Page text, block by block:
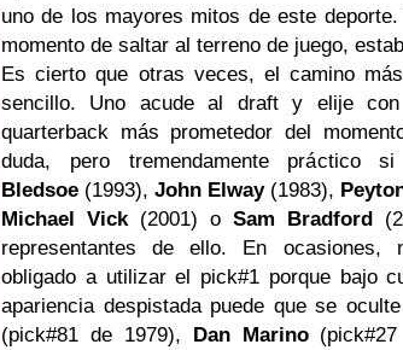
uno de los mayores mitos de este
momento de saltar al terreno de juego,
Es cierto que otras veces, el camino
sencillo. Uno acude al draft y elije
quarterback más prometedor del
duda, pero tremendamente práctico
Bledsoe (1993), John Elway(1983),
Michael Vick (2001) o Sam Bradford
representantes de ello. En ocasiones,
obligado a utilizar el pick#1 porque bajo
apariencia despistada puede que se
(pick#81 de 1979), Dan Marino(pick#27